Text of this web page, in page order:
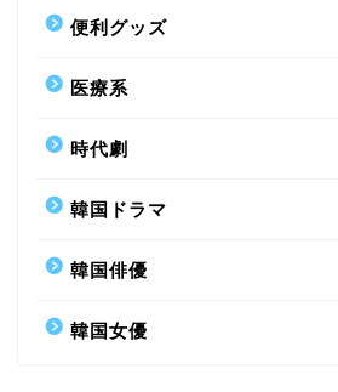
便利グッズ
医療系
時代劇
韓国ドラマ
韓国俳優
韓国女優